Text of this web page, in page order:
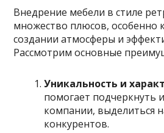
Внедрение мебели в стиле
множество плюсов, особенно
создании атмосферы и
Рассмотрим основные
Уникальность и
помогает подчеркнуть
компании, выделиться
конкурентов.